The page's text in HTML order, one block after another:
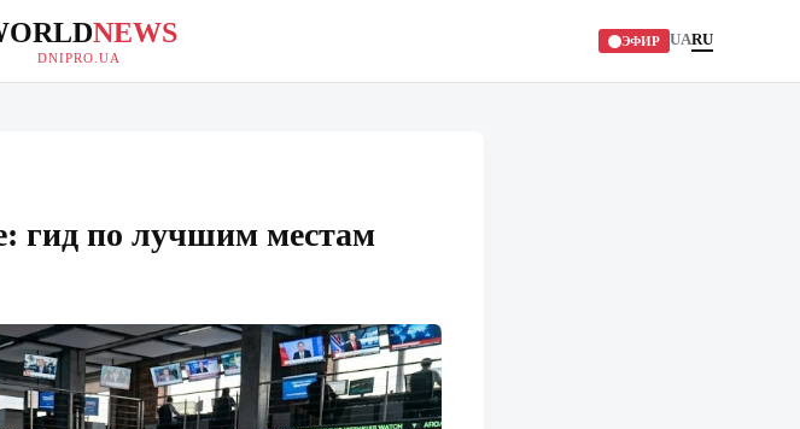
NEWS
DNIPRO.UA
ЭФИР UARU
гид по лучшим местам